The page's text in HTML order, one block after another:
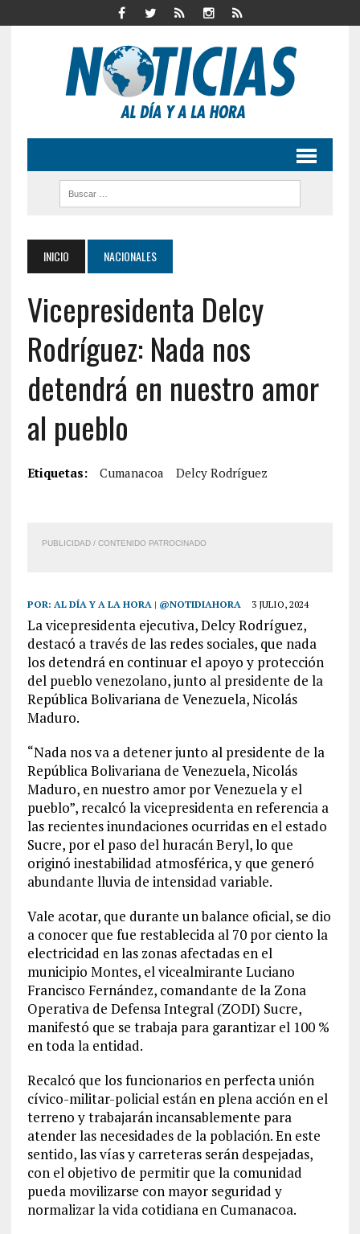
INICIO NACIONALES
Vicepresidenta Delcy
Rodríguez: Nada nos
detendrá en nuestro amor
al pueblo
Etiquetas: Cumanacoa Delcy Rodríguez
PUBLICIDAD / CONTENIDO PATROCINADO
POR: AL DÍA Y A LA HORA | @NOTIDIAHORA 3 JULIO, 2024
La vicepresidenta ejecutiva, Delcy Rodríguez,
destacó a través de las redes sociales, que nada
los detendrá en continuar el apoyo y protección
del pueblo venezolano, junto al presidente de la
República Bolivariana de Venezuela, Nicolás
Maduro.
“Nada nos va a detener junto al presidente de la
República Bolivariana de Venezuela, Nicolás
Maduro, en nuestro amor por Venezuela y el
pueblo”, recalcó la vicepresidenta en referencia a
las recientes inundaciones ocurridas en el estado
Sucre, por el paso del huracán Beryl, lo que
originó inestabilidad atmosférica, y que generó
abundante lluvia de intensidad variable.
Vale acotar, que durante un balance oficial, se dio
a conocer que fue restablecida al 70 por ciento la
electricidad en las zonas afectadas en el
municipio Montes, el vicealmirante Luciano
Francisco Fernández, comandante de la Zona
Operativa de Defensa Integral (ZODI) Sucre,
manifestó que se trabaja para garantizar el 100 %
en toda la entidad.
Recalcó que los funcionarios en perfecta unión
cívico-militar-policial están en plena acción en el
terreno y trabajarán incansablemente para
atender las necesidades de la población. En este
sentido, las vías y carreteras serán despejadas,
con el objetivo de permitir que la comunidad
pueda movilizarse con mayor seguridad y
normalizar la vida cotidiana en Cumanacoa.